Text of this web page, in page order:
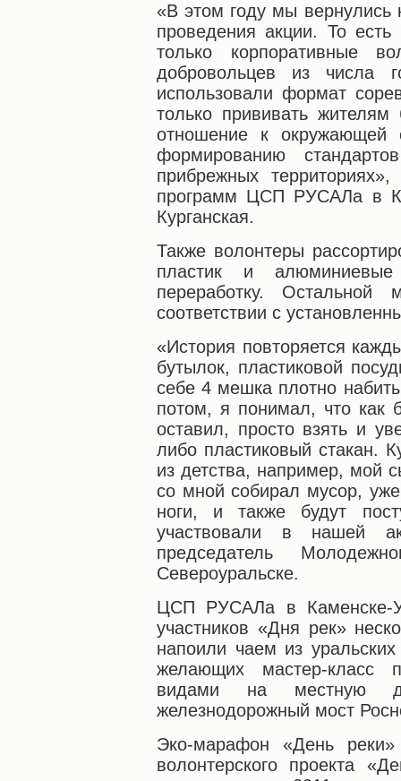
«В этом году мы вернулись
проведения акции. То
только корпоративные
добровольцев из числа
использовали формат
только прививать жителям
отношение к окружающей
формированию
прибрежных
программ ЦСП РУСАЛа в
Курганская.
Также волонтеры
пластик и
переработку.
соответствии с
«История повторяется
бутылок, пластиковой
себе 4 мешка плотно
потом, я понимал, что как
оставил, просто взять и
либо пластиковый стакан.
из детства, например, мой
со мной собирал мусор,
ноги, и также будут
участвовали в нашей
председатель
Североуральске.
ЦСП РУСАЛа в Каменске-
участников «Дня рек»
напоили чаем из
желающих мастер-класс
видами на местную
железнодорожный мост
Эко-марафон «День реки»
волонтерского проекта